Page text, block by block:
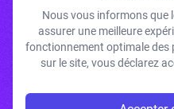
J'accepte de recevoir vos e-mails
votre politique de
Nous vous informons que
assurer une meilleure
fonctionnement optimale des
sur le site, vous déclarez